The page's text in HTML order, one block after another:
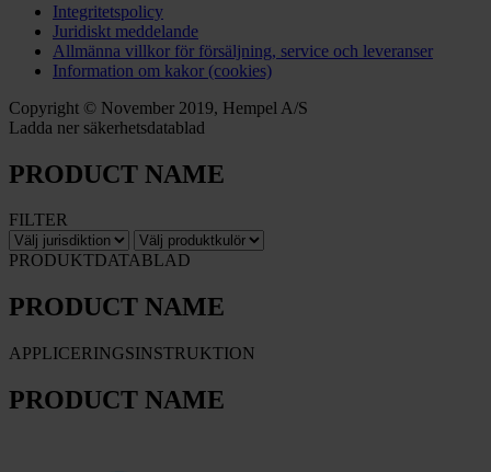
Integritetspolicy
Juridiskt meddelande
Allmänna villkor för försäljning, service och leveranser
Information om kakor (cookies)
Copyright © November 2019, Hempel A/S
Ladda ner säkerhetsdatablad
PRODUCT NAME
FILTER
PRODUKTDATABLAD
PRODUCT NAME
APPLICERINGSINSTRUKTION
PRODUCT NAME